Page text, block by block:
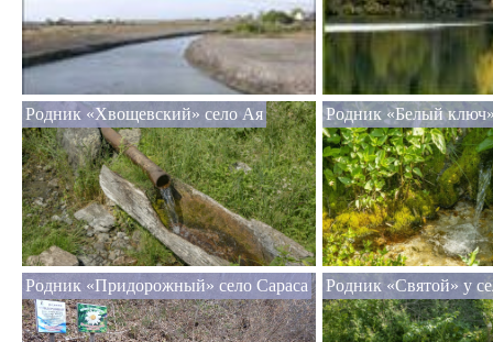
Родник «Хвощевский» село Ая Родник «Белый
Родник «Придорожный» село Сараса Родник «Святой» у